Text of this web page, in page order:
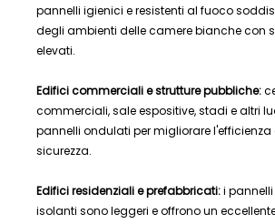
pannelli igienici e resistenti al fuoco
degli ambienti delle camere bianche con
elevati.
Edifici commerciali e strutture pubbliche:
commerciali, sale espositive, stadi e altri
pannelli ondulati per migliorare l'efficienza
sicurezza.
Edifici residenziali e prefabbricati:i
isolanti sono leggeri e offrono un